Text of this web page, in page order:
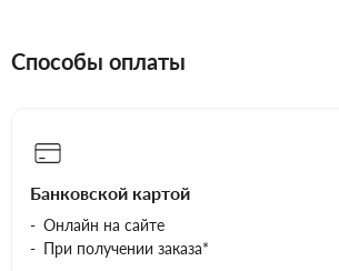
Способы оплаты
Банковской картой
Онлайн на сайте
При получении заказа*